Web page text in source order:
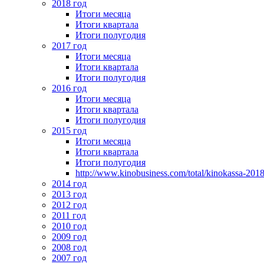
2018 год
Итоги месяца
Итоги квартала
Итоги полугодия
2017 год
Итоги месяца
Итоги квартала
Итоги полугодия
2016 год
Итоги месяца
Итоги квартала
Итоги полугодия
2015 год
Итоги месяца
Итоги квартала
Итоги полугодия
http://www.kinobusiness.com/total/kinokassa-
2014 год
2013 год
2012 год
2011 год
2010 год
2009 год
2008 год
2007 год